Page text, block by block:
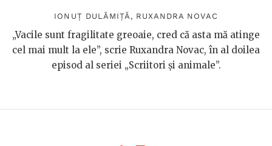
IONUȚ DULĂMIȚĂ , RUXANDRA NOVAC
„Vacile sunt fragilitate greoaie, cred că asta mă atinge
cel mai mult la ele”, scrie Ruxandra Novac, în al doilea
episod al seriei „Scriitori și animale”.